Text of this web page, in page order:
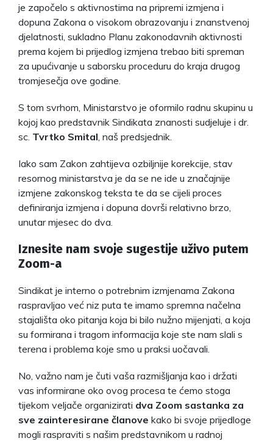
je započelo s aktivnostima na pripremi izmjena i
dopuna Zakona o visokom obrazovanju i znanstvenoj
djelatnosti, sukladno Planu zakonodavnih aktivnosti
prema kojem bi prijedlog izmjena trebao biti spreman
za upućivanje u saborsku proceduru do kraja drugog
tromjesečja ove godine.
S tom svrhom, Ministarstvo je oformilo radnu skupinu u
kojoj kao predstavnik Sindikata znanosti sudjeluje i dr.
sc. Tvrtko Smital , naš predsjednik.
Iako sam Zakon zahtijeva ozbiljnije korekcije, stav
resornog ministarstva je da se ne ide u značajnije
izmjene zakonskog teksta te da se cijeli proces
definiranja izmjena i dopuna dovrši relativno brzo,
unutar mjesec do dva.
Iznesite nam svoje sugestije uživo putem
Zoom-a
Sindikat je interno o potrebnim izmjenama Zakona
raspravljao već niz puta te imamo spremna načelna
stajališta oko pitanja koja bi bilo nužno mijenjati, a koja
su formirana i tragom informacija koje ste nam slali s
terena i problema koje smo u praksi uočavali.
No, važno nam je čuti vaša razmišljanja kao i držati
vas informirane oko ovog procesa te ćemo stoga
tijekom veljače organizirati dva Zoom sastanka za
sve zainteresirane članove kako bi svoje prijedloge
mogli raspraviti s našim predstavnikom u radnoj